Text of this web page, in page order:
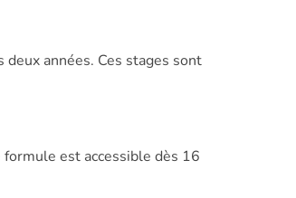
années. Ces stages sont
est accessible dès 16